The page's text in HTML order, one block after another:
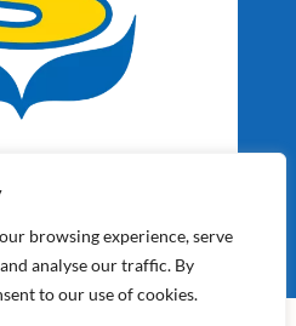
browsing experience, serve
analyse our traffic. By
to our use of cookies.